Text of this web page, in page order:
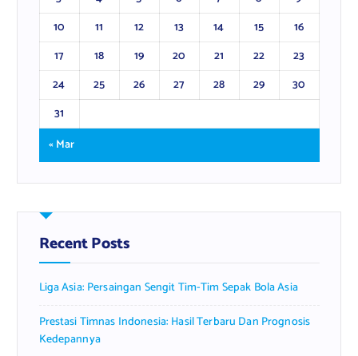
10
11 12 13 14 15
16
17
18 19 20 21 22
23
24
25 26 27 28 29
30
31
« Mar
Recent Posts
Liga Asia: Persaingan Sengit Tim-Tim Sepak Bola Asia
Prestasi Timnas Indonesia: Hasil Terbaru Dan Prognosis
Kedepannya